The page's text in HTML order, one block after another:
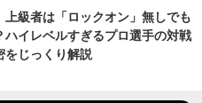
級者は「ロックオン」無しでも
ハイレベルすぎるプロ選手の対戦
をじっくり解説